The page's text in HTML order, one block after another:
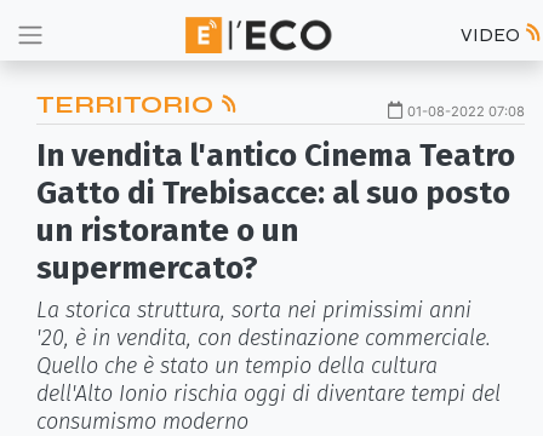
VIDEO
TERRITORIO 01-08-2022 07:08
In vendita l'antico Cinema Teatro
Gatto di Trebisacce: al suo posto
un ristorante o un
supermercato?
La storica struttura, sorta nei primissimi anni
'20, è in vendita, con destinazione commerciale.
Quello che è stato un tempio della cultura
dell'Alto Ionio rischia oggi di diventare tempi del
consumismo moderno